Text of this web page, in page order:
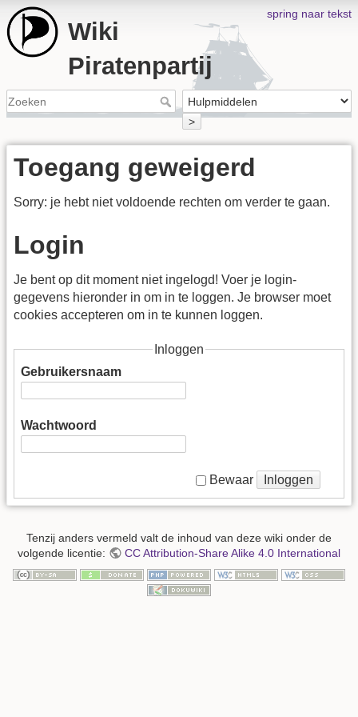
spring naar tekst
Wiki
Piratenpartij
>
Toegang geweigerd
Sorry: je hebt niet voldoende rechten om verder te gaan.
Login
Je bent op dit moment niet ingelogd! Voer je login-
gegevens hieronder in om in te loggen. Je browser moet
cookies accepteren om in te kunnen loggen.
Inloggen
Gebruikersnaam
Wachtwoord
Bewaar Inloggen
Tenzij anders vermeld valt de inhoud van deze wiki onder de
volgende licentie:
CC Attribution-Share Alike 4.0 International